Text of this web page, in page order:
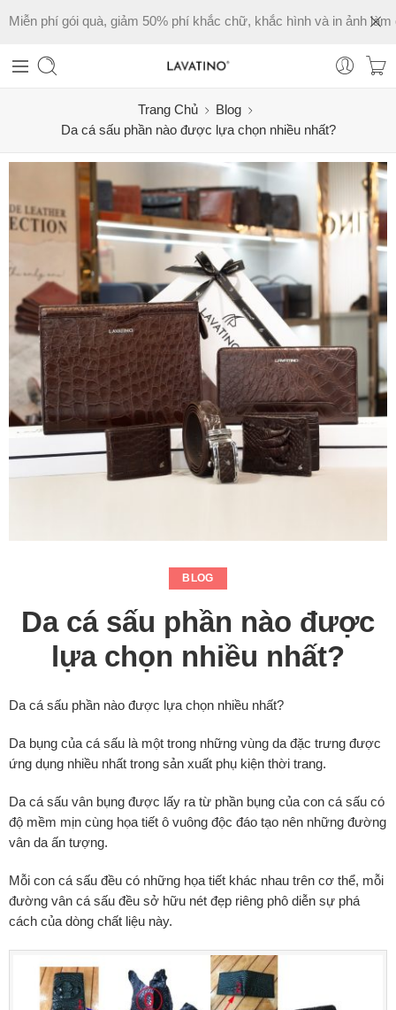
Miễn phí gói quà, giảm 50% phí khắc chữ, khắc hình và in ảnh làm
Trang Chủ
Blog
Da cá sấu phần nào được lựa chọn nhiều nhất?
BLOG
Da cá sấu phần nào được
lựa chọn nhiều nhất?
Da cá sấu phần nào được lựa chọn nhiều nhất?
Da bụng của cá sấu là một trong những vùng da đặc trưng được
ứng dụng nhiều nhất trong sản xuất phụ kiện thời trang.
Da cá sấu vân bụng được lấy ra từ phần bụng của con cá sấu có
độ mềm mịn cùng họa tiết ô vuông độc đáo tạo nên những đường
vân da ấn tượng.
Mỗi con cá sấu đều có những họa tiết khác nhau trên cơ thể, mỗi
đường vân cá sấu đều sở hữu nét đẹp riêng phô diễn sự phá
cách của dòng chất liệu này.